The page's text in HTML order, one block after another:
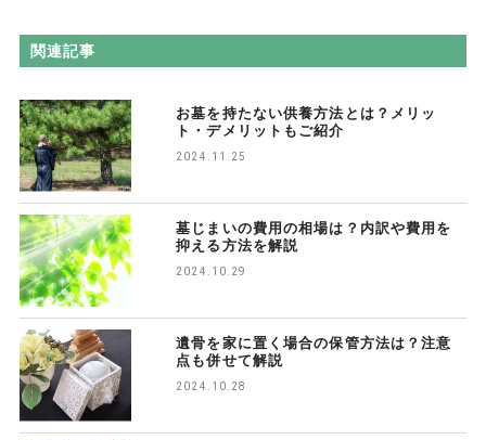
関連記事
お墓を持たない供養方法とは？メリッ
ト・デメリットもご紹介
2024.11.25
墓じまいの費用の相場は？内訳や費用を
抑える方法を解説
2024.10.29
遺骨を家に置く場合の保管方法は？注意
点も併せて解説
2024.10.28